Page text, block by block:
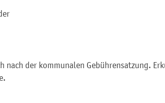
nach der kommunalen Gebührensatzung.